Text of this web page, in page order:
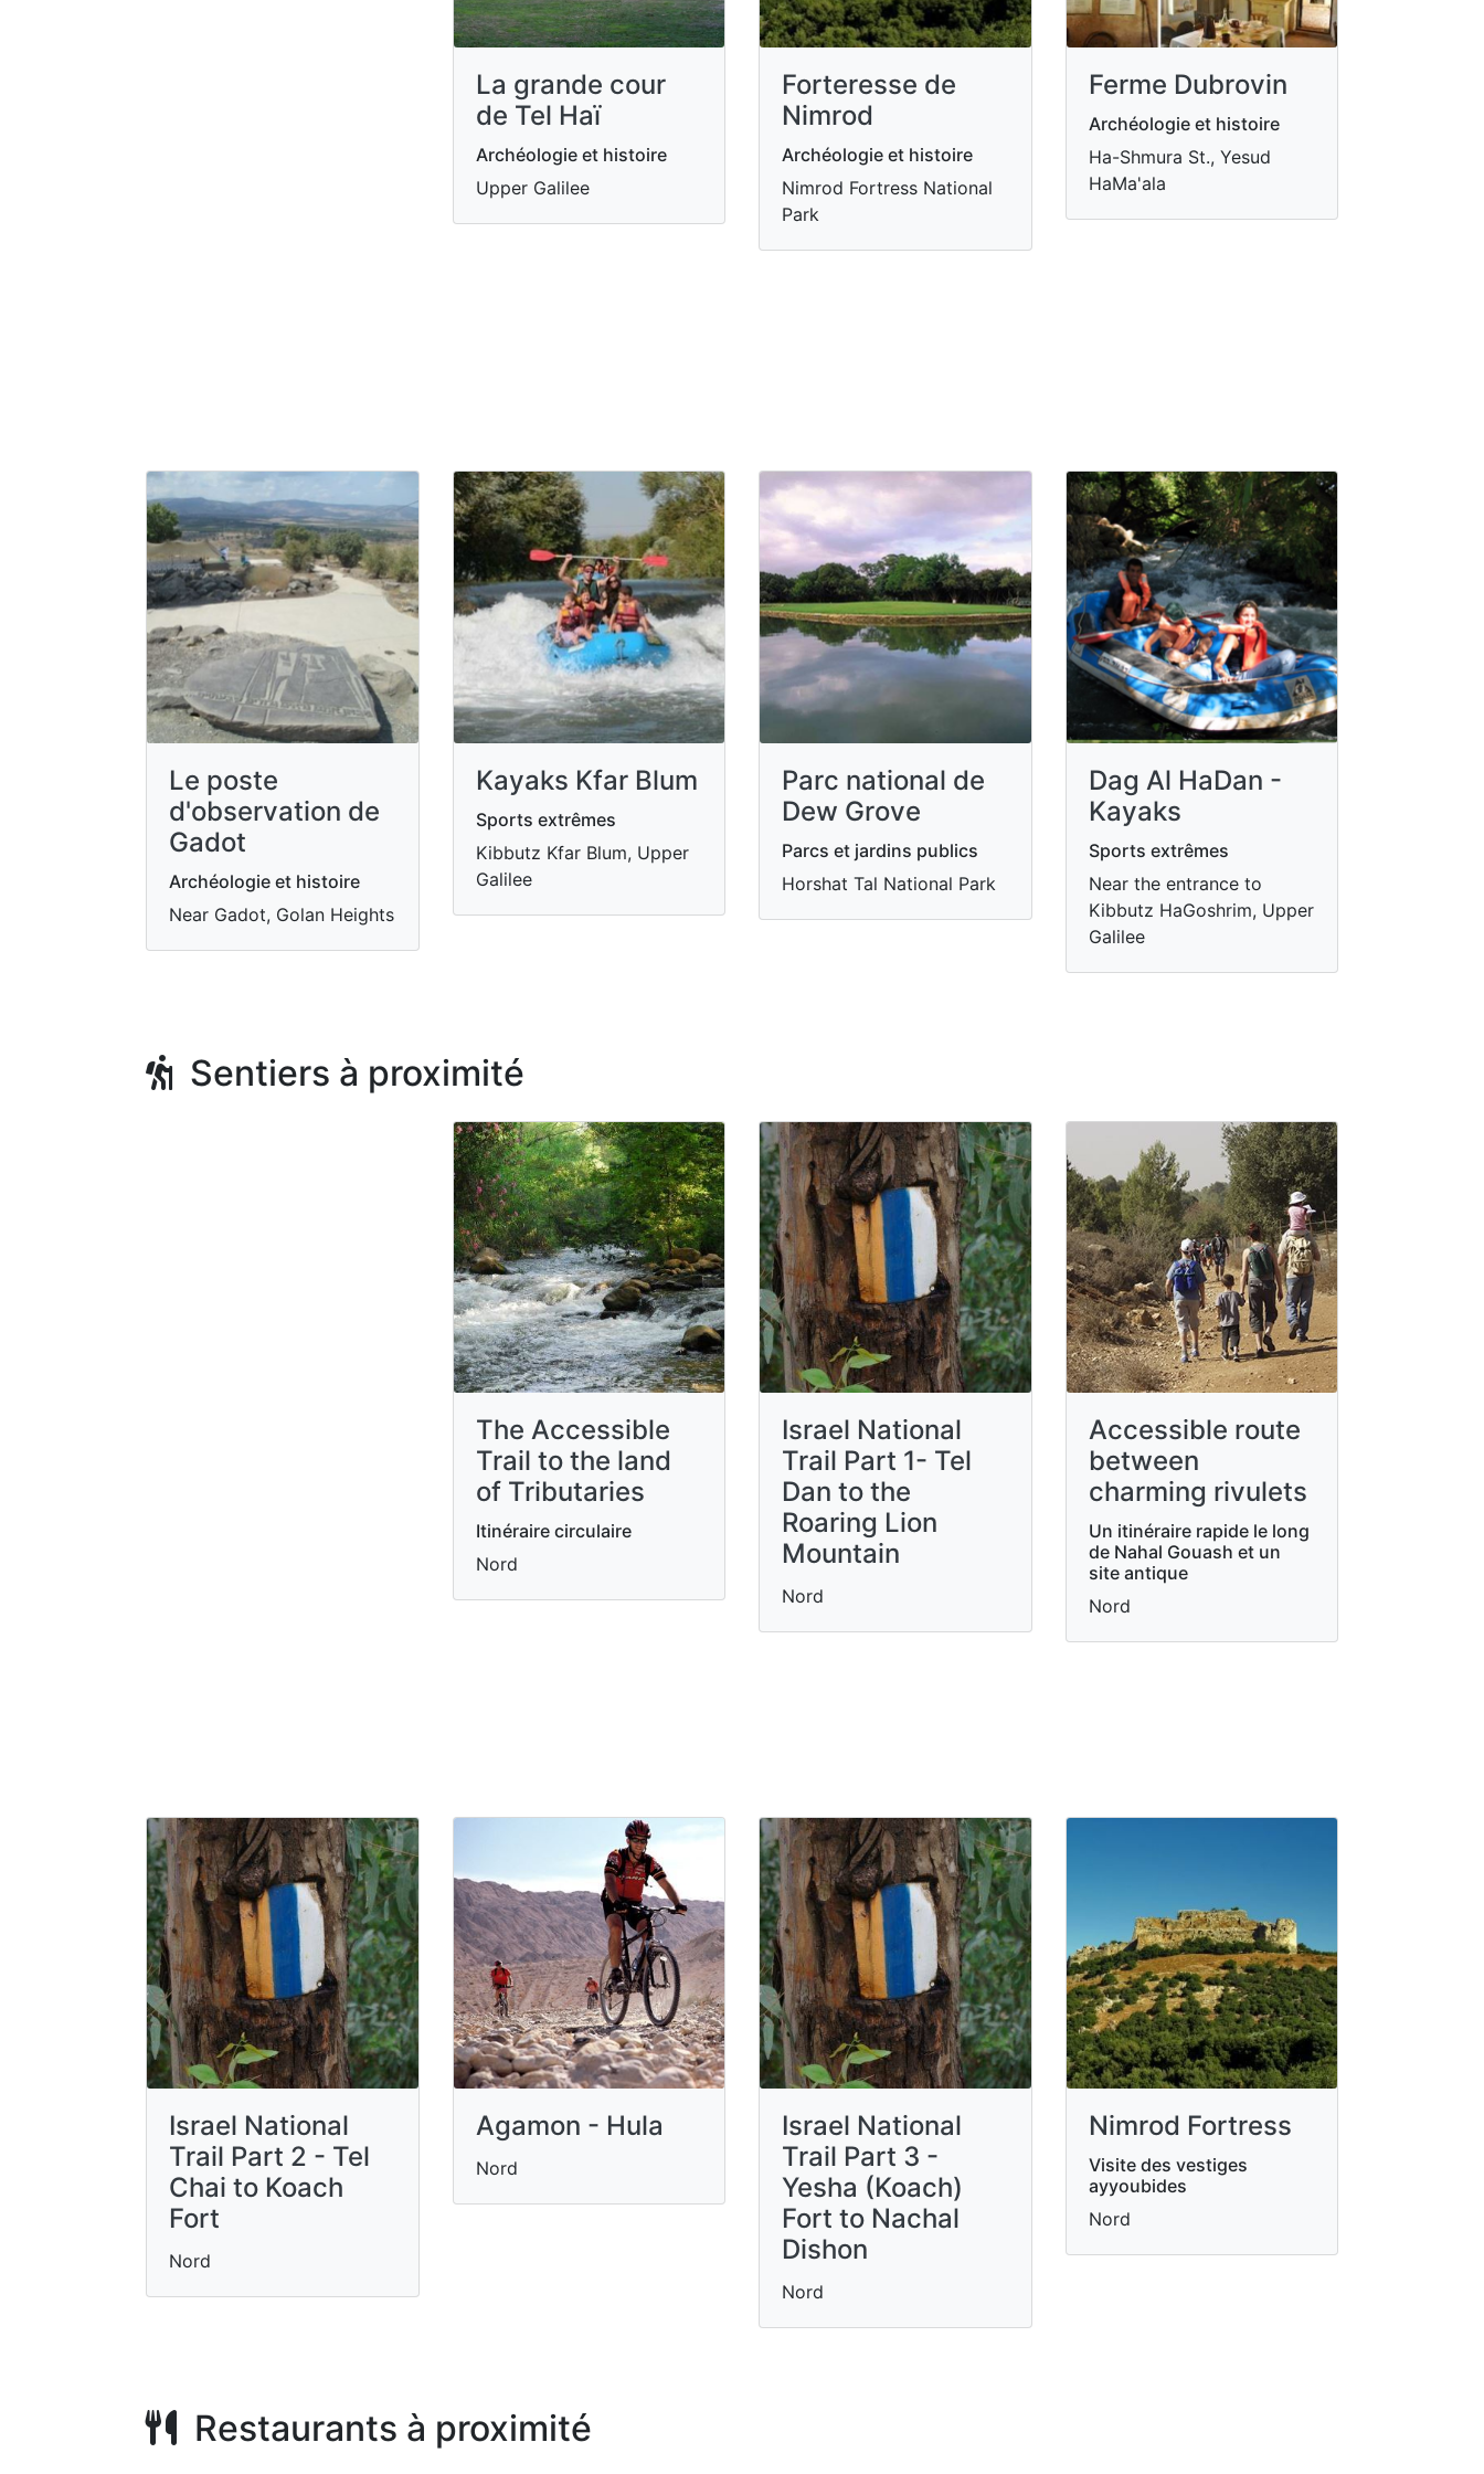
La grande cour
de Tel Haï
Archéologie et histoire
Upper Galilee
Forteresse de
Nimrod
Archéologie et histoire
Nimrod Fortress National
Park
Ferme Dubrovin
Archéologie et histoire
Ha-Shmura St., Yesud
HaMa'ala
Le poste
d'observation de
Gadot
Archéologie et histoire
Near Gadot, Golan Heights
Kayaks Kfar Blum
Sports extrêmes
Kibbutz Kfar Blum, Upper
Galilee
Parc national de
Dew Grove
Parcs et jardins publics
Horshat Tal National Park
Dag Al HaDan -
Kayaks
Sports extrêmes
Near the entrance to
Kibbutz HaGoshrim, Upper
Galilee
Sentiers à proximité
The Accessible
Trail to the land
of Tributaries
Itinéraire circulaire
Nord
Israel National
Trail Part 1- Tel
Dan to the
Roaring Lion
Mountain
Nord
Accessible route
between
charming rivulets
Un itinéraire rapide le long
de Nahal Gouash et un
site antique
Nord
Israel National
Trail Part 2 - Tel
Chai to Koach
Fort
Nord
Agamon - Hula
Nord
Israel National
Trail Part 3 -
Yesha (Koach)
Fort to Nachal
Dishon
Nord
Nimrod Fortress
Visite des vestiges
ayyoubides
Nord
Restaurants à proximité